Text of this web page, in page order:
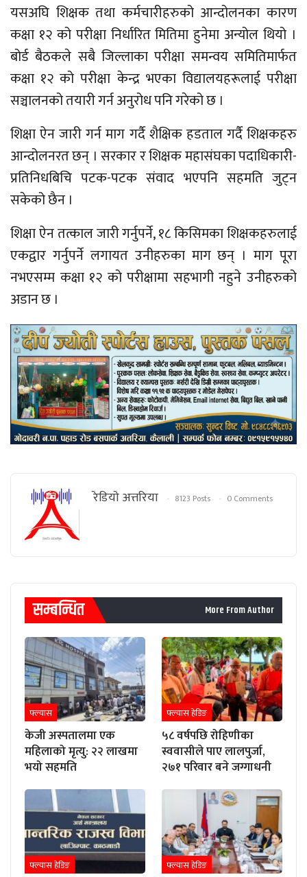
यसअघि शिक्षक तथा कर्मचारीहरुको आन्दोलनका कारण
कक्षा १२ को परीक्षा निर्धारित मितिमा हुनेमा अन्योल थियो ।
बोर्ड बैठकले सबै जिल्लाका परीक्षा समन्वय समितिमार्फत
कक्षा १२ को परीक्षा केन्द्र भएका विद्यालयहरूलाई परीक्षा
सञ्चालनको तयारी गर्न अनुरोध पनि गरेको छ ।
शिक्षा ऐन जारी गर्न माग गर्दै शैक्षिक हडताल गर्दै शिक्षकहरु
आन्दोलनरत छन् । सरकार र शिक्षक महासंघका पदाधिकारी-
प्रतिनिधबिचि पटक-पटक संवाद भएपनि सहमति जुट्न
सकेको छैन ।
शिक्षा ऐन तत्काल जारी गर्नुपर्ने, १८ किसिमका शिक्षकहरुलाई
एकद्वार गर्नुपर्ने लगायत उनीहरुका माग छन् । माग पूरा
नभएसम्म कक्षा १२ को परीक्षामा सहभागी नहुने उनीहरुको
अडान छ ।
रेडियाे अत्तरिया 8123 Posts 0 Comments
सम्बन्धित More From Author
फ्ल्यास
केजी अस्पतालमा एक
महिलाको मृत्यु: २२ लाखमा
भयो सहमति
फ्ल्यास हेडिङ
५८ वर्षपछि रोहिणीका
स्ववासीले पाए लालपुर्जा,
२७१ परिवार बने जग्गाधनी
फ्ल्यास हेडिङ फ्ल्यास हेडिङ